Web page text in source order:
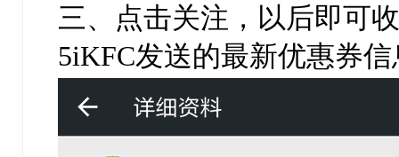
三、点击关注，以后即可
5iKFC发送的最新优惠券信